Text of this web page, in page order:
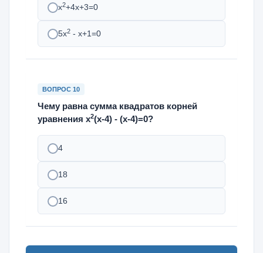
х2+4х+3=0
5х2 - х+1=0
ВОПРОС 10
Чему равна сумма квадратов корней
уравнения х2(х-4) - (х-4)=0?
4
18
16